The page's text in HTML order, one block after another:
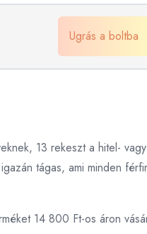
Ugrás a boltba
13 rekeszt a hitel-
tágas, ami minden
14 800 Ft-os áron